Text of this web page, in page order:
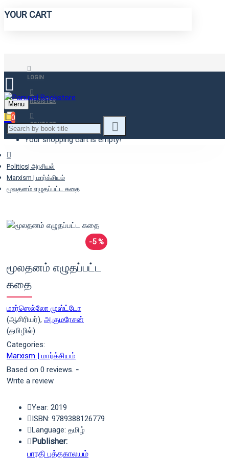
YOUR CART
LOGIN
REGISTER
CONTACT
Menu
0
Your shopping cart is empty!
Politics| அரசியல்
Marxism | மார்க்சியம்
மூலதனம் எழுதப்பட்ட கதை
-5 %
மூலதனம் எழுதப்பட்ட
கதை
மார்ஸெல்லோ முஸ்ட்டோ
(ஆசிரியர்), அ.குமரேசன்
(தமிழில்)
Categories:
Marxism | மார்க்சியம்
Based on 0 reviews. -
Write a review
Year: 2019
ISBN: 9789388126779
Language: தமிழ்
Publisher:
பாரதி புத்தகாலயம்